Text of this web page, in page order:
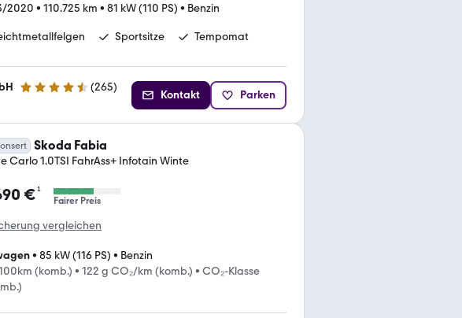
2020 • 110.725 km • 81 kW (110 PS) • Benzin
Sportsitze Tempomat
4.6 Sterne (265)
Kontakt Parken
Skoda Fabia
Carlo 1.0TSI FahrAss+ Infotain Winte
€¹
Fairer Preis
vergleichen
• 85 kW (116 PS) • Benzin
(komb.) • 122 g CO₂/km (komb.) • CO₂-Klasse